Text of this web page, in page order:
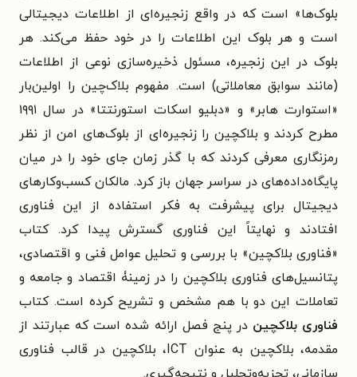
بلوک‌ها» است که در واقع زنجیره‌‌ای از اطلاعات دیجیتالی
است و هر بلوک این اطلاعات را در خود حفظ می‌کند. هر
بلوک در این زنجیره، مسئول ذخیره‌سازی نوعی از اطلاعات
(مانند سوابق معاملاتی) است. مفهوم بلاک‌چین را اولین‌بار
«استوارت هابر» و «دبلیو اسکات استورنتتا» در سال ۱۹۹۱
مطرح کردند و بلاکچین را زنجیره‌ای از بلوک‌های امن از نظر
رمزنگاری معرفی کردند که با گذر زمان جای خود را در میان
پایگاه‌داده‌های در سراسر جهان باز کرد. مالکان کسب‌وکارهای
دیجیتال برای پیشرفت به فکر استفاده از این فناوری
افتادند و نهایتاً این فناوری گسترش پیدا کرد. کتاب
«فناوری بلاکچین» با بررسی و تحلیل عوامل فنی و اقتصادی،
پتانسیل‌های فناوری بلاکچین را در زمینۀ اقتصاد و جامعه و
تعاملات این دو با هم مشخص و تشریح کرده است. کتاب
فناوری بلاکچیندر پنج فصل ارائه شده است که عبارتند از
مقدمه، بلاکچین به عنوان ICT، بلاکچین در قالب فناوری